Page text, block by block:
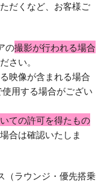
だくなど、お客様ご
の撮影が行われる場合
さい。
映像が含まれる場合
用する場合がござい
ての許可を得たもの
合は確認いたしま
（ラウンジ・優先搭乗